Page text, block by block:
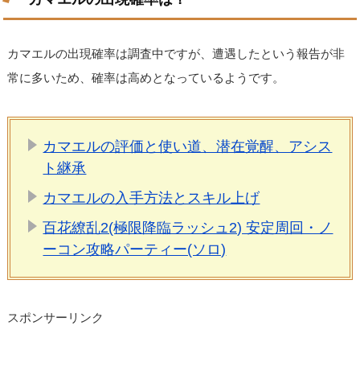
カマエルの出現確率は調査中ですが、遭遇したという報告が非
常に多いため、確率は高めとなっているようです。
カマエルの評価と使い道、潜在覚醒、アシス
ト継承
カマエルの入手方法とスキル上げ
百花繚乱2(極限降臨ラッシュ2) 安定周回・ノ
ーコン攻略パーティー(ソロ)
スポンサーリンク